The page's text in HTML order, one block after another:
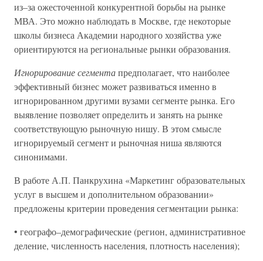
из–за ожесточенной конкурентной борьбы на рынке
МВА. Это можно наблюдать в Москве, где некоторые
школы бизнеса Академии народного хозяйства уже
ориентируются на региональные рынки образования.
Игнорирование сегментапредполагает, что наиболее
эффективный бизнес может развиваться именно в
игнорированном другими вузами сегменте рынка. Его
выявление позволяет определить и занять на рынке
соответствующую рыночную нишу. В этом смысле
игнорируемый сегмент и рыночная ниша являются
синонимами.
В работе А.П. Панкрухина «Маркетинг образовательных
услуг в высшем и дополнительном образовании»
предложены критерии проведения сегментации рынка:
• географо–демографические (регион, административное
деление, численность населения, плотность населения);